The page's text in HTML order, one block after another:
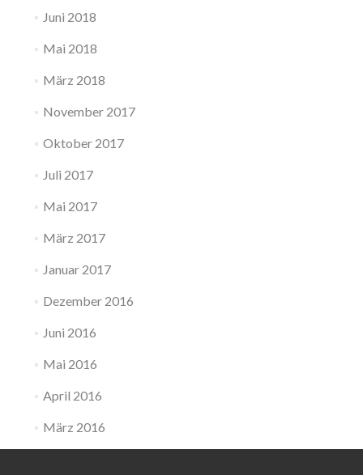
Juni 2018
Mai 2018
März 2018
November 2017
Oktober 2017
Juli 2017
Mai 2017
März 2017
Januar 2017
Dezember 2016
Juni 2016
Mai 2016
April 2016
März 2016